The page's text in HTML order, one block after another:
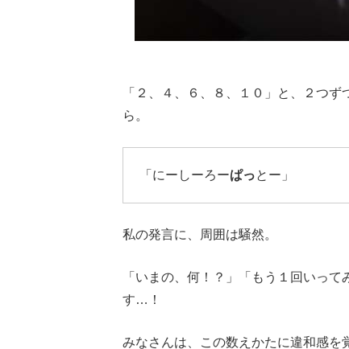
「２、４、６、８、１０」と、２つ
ら。
「にーしーろーぱっとー」
私の発言に、周囲は騒然。
「いまの、何！？」「もう１回いっ
す…！
みなさんは、この数えかたに違和感を